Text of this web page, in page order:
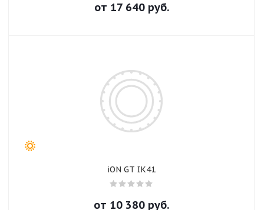
от 17 640руб.
iON GT IK41
от 10 380 руб.